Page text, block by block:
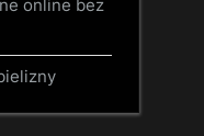
online bez